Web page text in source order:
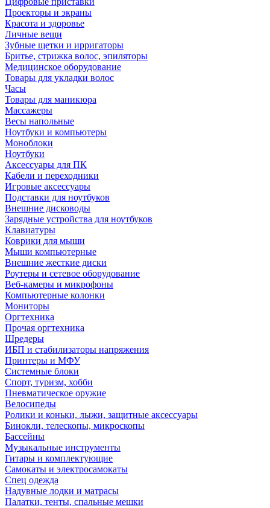
Проекторы и экраны
Красота и здоровье
Личные вещи
Зубные щетки и ирригаторы
Бритье, стрижка волос, эпиляторы
Медицинское оборудование
Товары для укладки волос
Часы
Товары для маникюра
Массажеры
Весы напольные
Ноутбуки и компьютеры
Моноблоки
Ноутбуки
Аксессуары для ПК
Кабели и переходники
Игровые аксессуары
Подставки для ноутбуков
Внешние дисководы
Зарядные устройства для ноутбуков
Клавиатуры
Коврики для мыши
Мыши компьютерные
Внешние жесткие диски
Роутеры и сетевое оборудование
Веб-камеры и микрофоны
Компьютерные колонки
Мониторы
Оргтехника
Прочая оргтехника
Шредеры
ИБП и стабилизаторы напряжения
Принтеры и МФУ
Системные блоки
Спорт, туризм, хобби
Пневматическое оружие
Велосипеды
Ролики и коньки, лыжи, защитные аксессуары
Бинокли, телескопы, микроскопы
Бассейны
Музыкальные инструменты
Гитары и комплектующие
Самокаты и электросамокаты
Спец одежда
Надувные лодки и матрасы
Палатки, тенты, спальные мешки